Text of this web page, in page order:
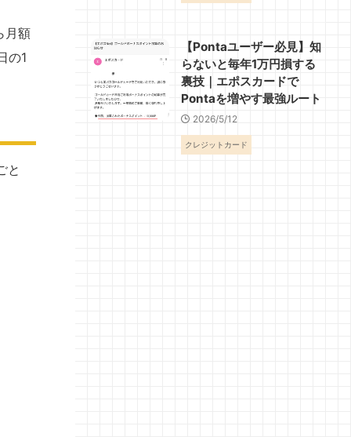
月額
の1
と
【Pontaユーザー必見】知
らないと毎年1万円損する
裏技｜エポスカードで
Pontaを増やす最強ルート
2026/5/12
クレジットカード